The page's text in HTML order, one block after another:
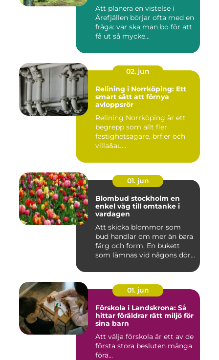
Att planera en vistelse i
Årefjällen börjar ofta med en
fråga: var ska man bo för att
få ut så mycke...
02. jun
Relining i Norrköping: Ett
smart sätt att förnya
avloppsrör
Relining Norrköping är ett
begrepp som allt fler
fastighetsägare, brf:er och
villa&au...
01. jun
Blombud stockholm en
enkel väg till omtanke i
vardagen
Att skicka blommor som
bud handlar om mer än bara
färg och form. En bukett
som lämnas vid någons dör...
01. jun
Förskola i Landskrona: Så
hittar föräldrar rätt miljö för
sina barn
Att välja förskola är ett av de
första stora besluten många
förä...